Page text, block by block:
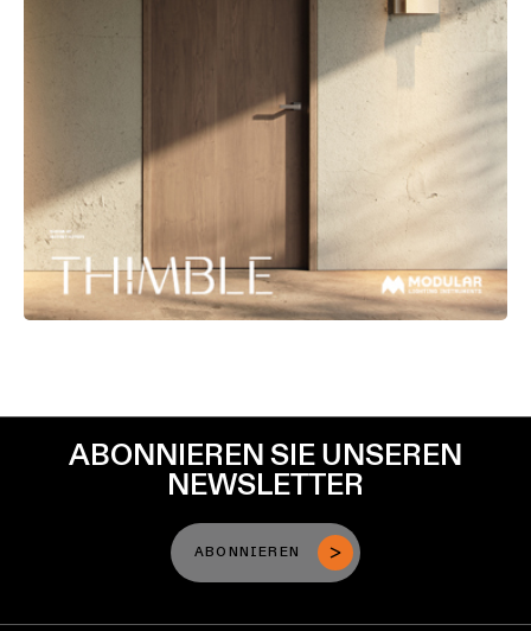
ABONNIEREN SIE UNSEREN
NEWSLETTER
ABONNIEREN